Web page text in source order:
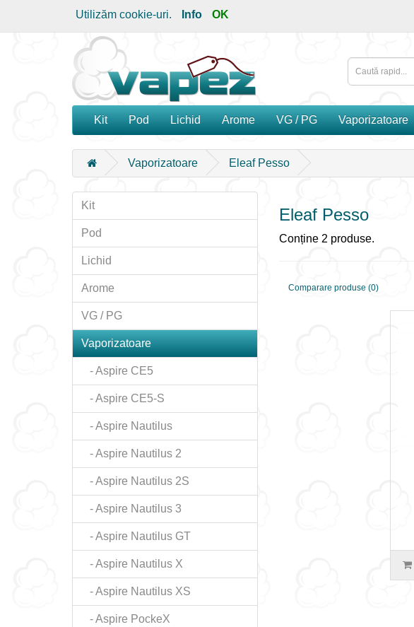
Utilizăm cookie-uri. Info OK
Kit Pod Lichid Arome VG / PG Vaporizatoare
Vaporizatoare Eleaf Pesso
Kit
Pod
Lichid
Arome
VG / PG
Vaporizatoare
- Aspire CE5
- Aspire CE5-S
- Aspire Nautilus
- Aspire Nautilus 2
- Aspire Nautilus 2S
- Aspire Nautilus 3
- Aspire Nautilus GT
- Aspire Nautilus X
- Aspire Nautilus XS
- Aspire PockeX
Eleaf Pesso
Conține 2 produse.
Comparare produse (0)